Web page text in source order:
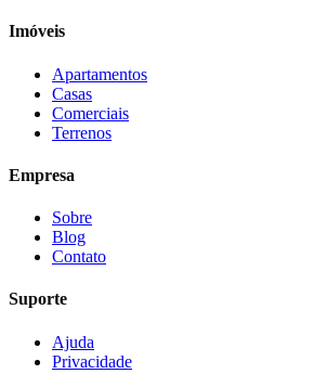
Imóveis
Apartamentos
Casas
Comerciais
Terrenos
Empresa
Sobre
Blog
Contato
Suporte
Ajuda
Privacidade